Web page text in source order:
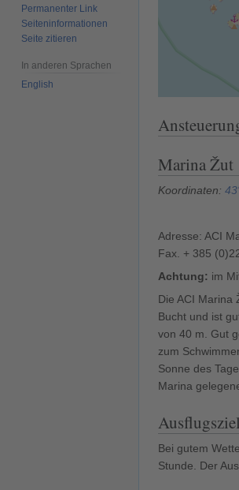
Marina Žut
Koordinaten:
Adresse: ACI
Fax. + 385
Achtung: im
Die ACI Marina
Bucht und ist
von 40 m. Gut
zum
Sonne des
Marina
Bei gutem
Stunde. Der
Permanenter Link
Seiten­­informationen
Seite zitieren
In anderen Sprachen
English